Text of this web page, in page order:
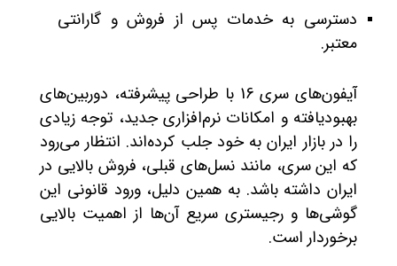
دسترسی به خدمات پس از فروش و گارانتی
معتبر.
آیفون‌های سری 16 با طراحی پیشرفته، دوربین‌های
بهبودیافته و امکانات نرم‌افزاری جدید، توجه زیادی
را در بازار ایران به خود جلب کرده‌اند. انتظار می‌رود
که این سری، مانند نسل‌های قبلی، فروش بالایی در
ایران داشته باشد. به همین دلیل، ورود قانونی این
گوشی‌ها و رجیستری سریع آن‌ها از اهمیت بالایی
برخوردار است.